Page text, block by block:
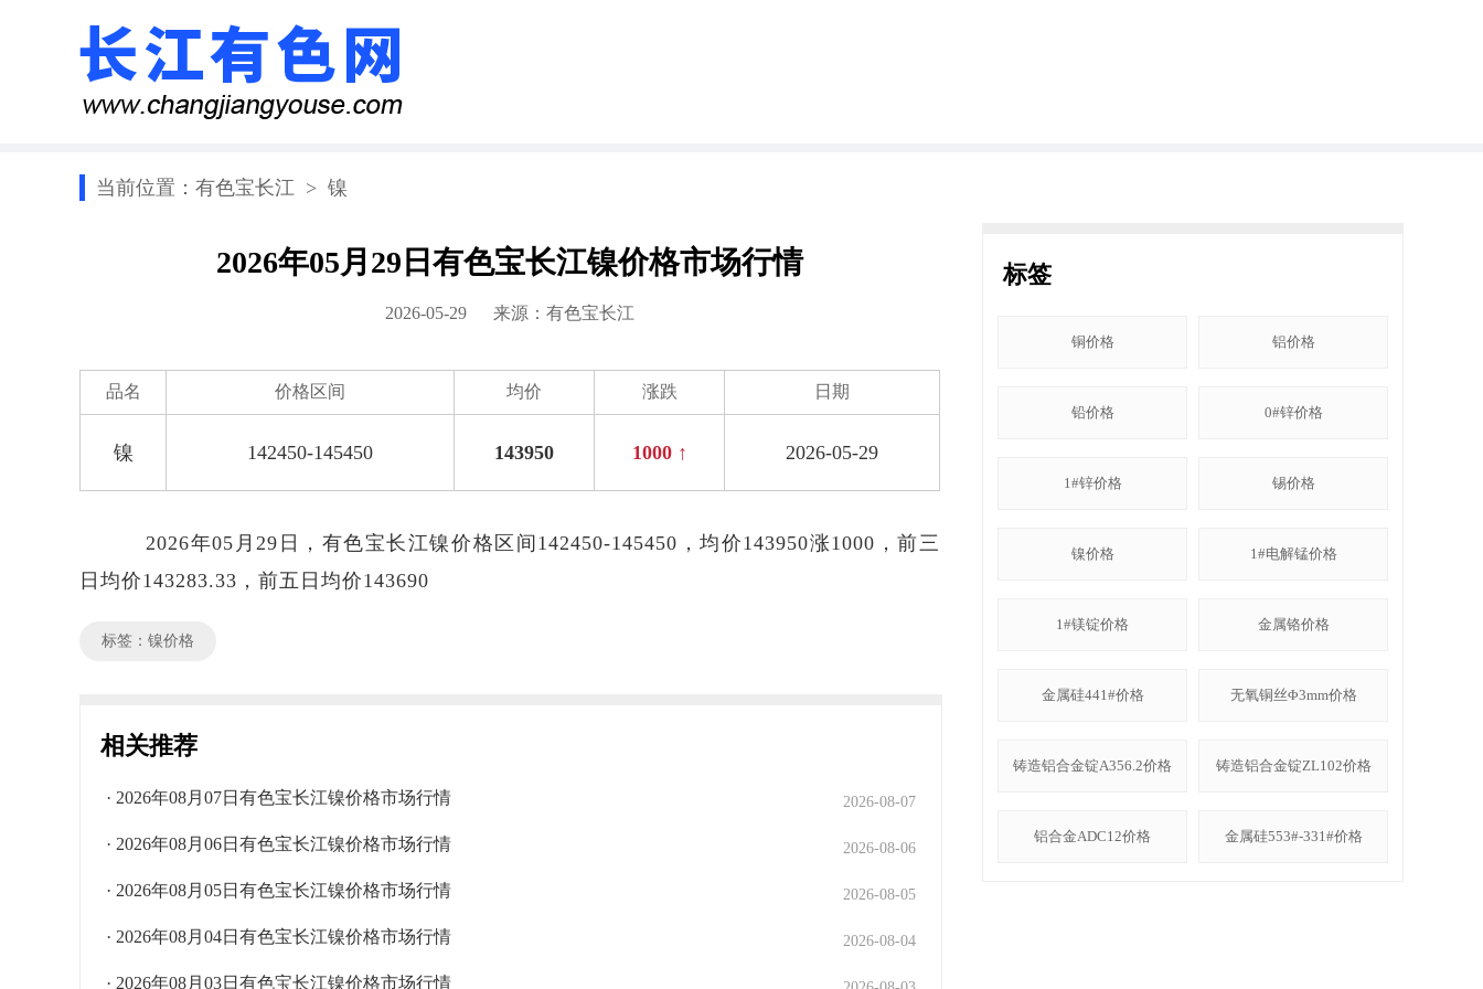
当前位置： 有色宝长江 > 镍
2026年05月29日有色宝长江镍价格市场行情
2026-05-29 来源： 有色宝长江
品名 价格区间 均价 涨跌 日期
镍 142450-145450 143950 1000 ↑ 2026-05-29
2026年05月29日，有色宝长江镍价格区间142450-145450，均价143950涨1000，前三
日均价143283.33，前五日均价143690
标签：镍价格
相关推荐
· 2026年08月07日有色宝长江镍价格市场行情 2026-08-07
· 2026年08月06日有色宝长江镍价格市场行情 2026-08-06
· 2026年08月05日有色宝长江镍价格市场行情 2026-08-05
· 2026年08月04日有色宝长江镍价格市场行情 2026-08-04
· 2026年08月03日有色宝长江镍价格市场行情
标签
铜价格 铝价格
铅价格 0#锌价格
1#锌价格 锡价格
镍价格 1#电解锰价格
1#镁锭价格 金属铬价格
金属硅441#价格 无氧铜丝Φ3mm价格
铸造铝合金锭A356.2价格 铸造铝合金锭ZL102价格
铝合金ADC12价格 金属硅553#-331#价格